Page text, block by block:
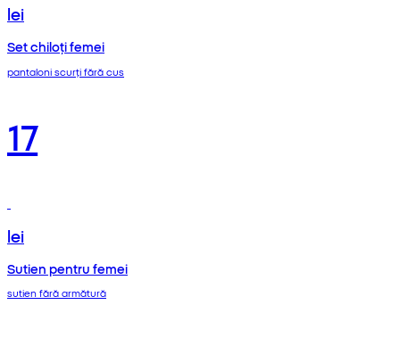
lei
Set chiloți femei
pantaloni scurți fără cus
17
lei
Sutien pentru femei
sutien fără armătură